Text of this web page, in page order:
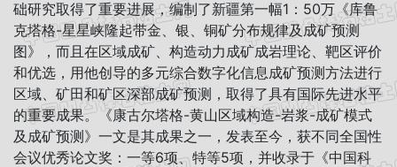
础研究取得了重要进展，编制了新疆第一幅1：50万《库鲁
克塔格-星星峡隆起带金、银、铜矿分布规律及成矿预测
图》，而且在区域成矿、构造动力成矿成岩理论、靶区评价
和优选，用他创导的多元综合数字化信息成矿预测方法进行
区域、矿田和矿区深部成矿预测，取得了具有国际先进水平
的重要成果。《康古尔塔格-黄山区域构造-岩浆-成矿模式
及成矿预测》一文是其成果之一，发表至今，获不同全国性
会议优秀论文奖：一等6项、特等5项，并收录于《中国科